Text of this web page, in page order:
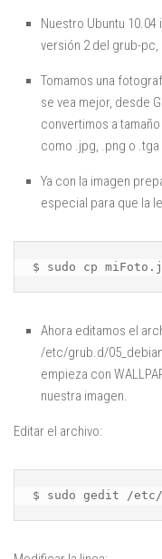
Nuestro Ubuntu 10.04
versión 2 del grub-
Tomamos una
se vea mejor, desde
convertimos a
como .jpg, .png o .tga
Ya con la imagen
especial para que la
$ sudo cp
Ahora editamos el
/etc/grub.d/
empieza con
nuestra imagen.
Editar el archivo:
$ sudo gedit /etc/